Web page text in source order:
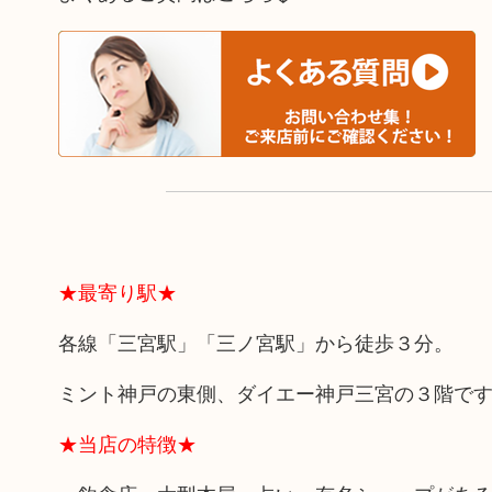
★最寄り駅★
各線「三宮駅」「三ノ宮駅」から徒歩３分。
ミント神戸の東側、ダイエー神戸三宮の３階で
★当店の特徴★